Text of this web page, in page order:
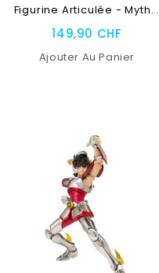
Figurine Articulée - Myth...
149,90 CHF
Ajouter Au Panier